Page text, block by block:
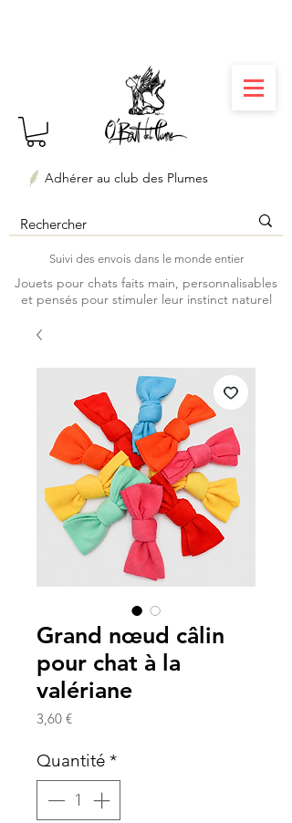
Suivi des envois dans le monde entier
Adhérer au club des Plumes
Jouets pour chats faits main, personnalisables
et pensés pour stimuler leur instinct naturel
Grand nœud câlin
pour chat à la
valériane
3,60 €Prix
Quantité *